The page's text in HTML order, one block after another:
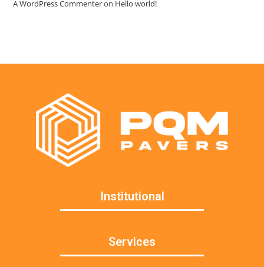
A WordPress Commenteron Hello world!
Institutional
Services